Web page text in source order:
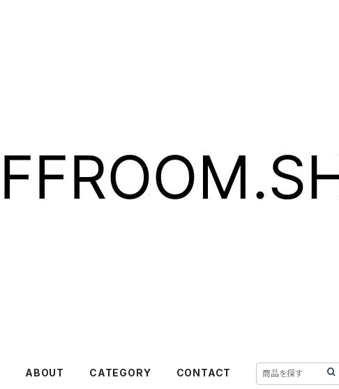
ABOUT CATEGORY CONTACT